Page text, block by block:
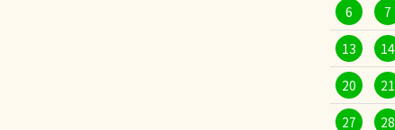
6 7
13 14
20 21
27 28